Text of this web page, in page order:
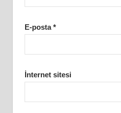
E-posta*
İnternet sitesi